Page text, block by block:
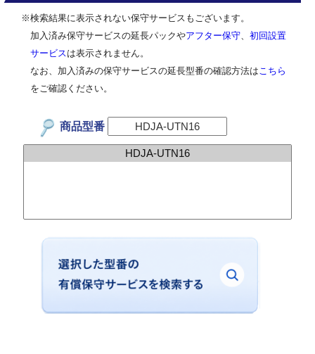
※検索結果に表示されない保守サービスもございます。
加入済み保守サービスの延長パックやアフター保守
初回設置
サービス は表示されません。
なお、加入済みの保守サービスの延長型番の確認方法は こちら
をご確認ください。
商品型番